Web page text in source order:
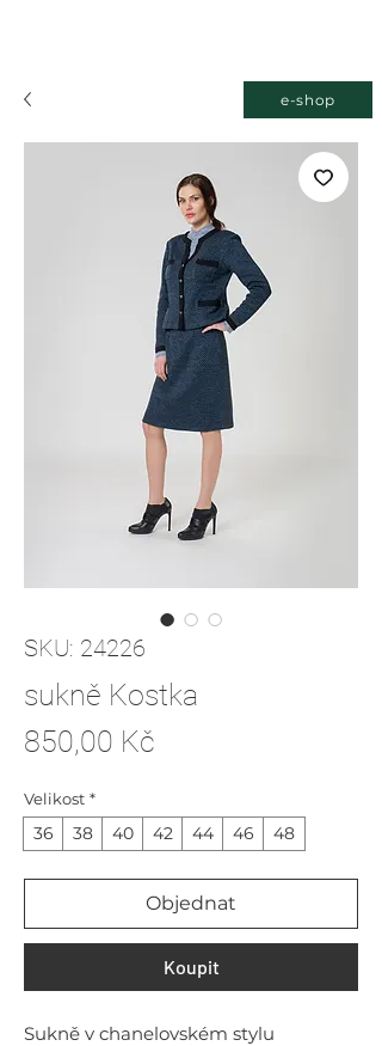
SKU: 24226
sukně Kostka
850,00 Kč
Velikost *
36 38 40 42 44 46 48
Objednat
Koupit
Sukně v chanelovském stylu
e-shop